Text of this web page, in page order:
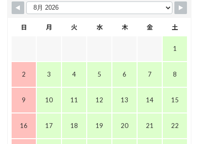
日 月 火 水 木 金 土
1
2 3 4 5 6 7 8
9 10 11 12 13 14 15
16 17 18 19 20 21 22